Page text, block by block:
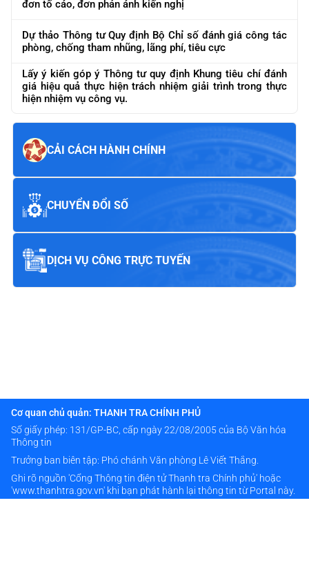
đơn tố cáo, đơn phản ánh kiến nghị
Dự thảo Thông tư Quy định Bộ Chỉ số đánh giá công tác
phòng, chống tham nhũng, lãng phí, tiêu cực
Lấy ý kiến góp ý Thông tư quy định Khung tiêu chí đánh
giá hiệu quả thực hiện trách nhiệm giải trình trong thực
hiện nhiệm vụ công vụ.
CẢI CÁCH HÀNH CHÍNH
CHUYỂN ĐỔI SỐ
DỊCH VỤ CÔNG TRỰC TUYẾN
Cơ quan chủ quản: THANH TRA CHÍNH PHỦ
Số giấy phép: 131/GP-BC, cấp ngày 22/08/2005 của Bộ Văn hóa
Thông tin
Trưởng ban biên tập: Phó chánh Văn phòng Lê Viết Thắng.
Ghi rõ nguồn 'Cổng Thông tin điện tử Thanh tra Chính phủ' hoặc
'www.thanhtra.gov.vn' khi bạn phát hành lại thông tin từ Portal này.